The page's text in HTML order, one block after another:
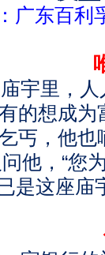
广东百利
宇里，
的想成
丐，他
问他，“您
是这座庙